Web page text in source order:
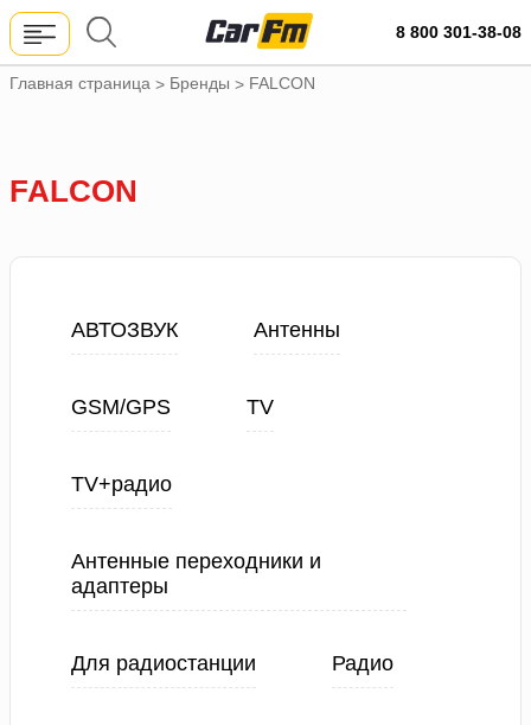
8 800 301-38-08
Главная страница > Бренды > FALCON
FALCON
АВТОЗВУК Антенны
GSM/GPS TV
TV+радио
Антенные переходники и
адаптеры
Для радиостанции Радио